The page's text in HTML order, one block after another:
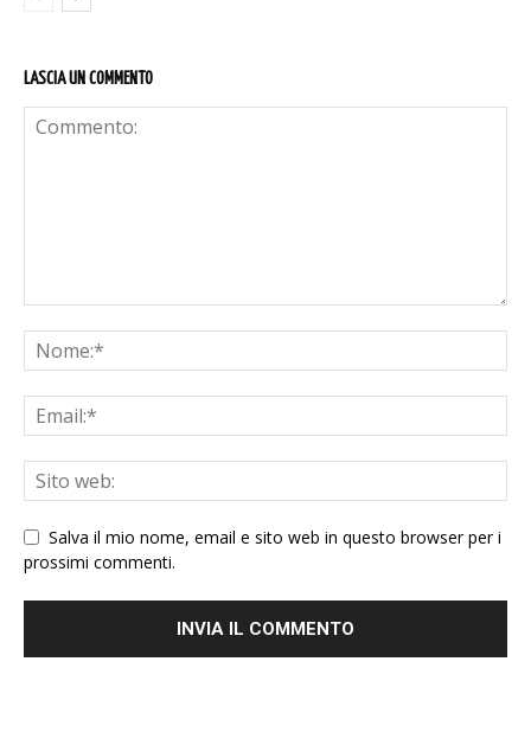
LASCIA UN COMMENTO
Salva il mio nome, email e sito web in questo browser per i
prossimi commenti.